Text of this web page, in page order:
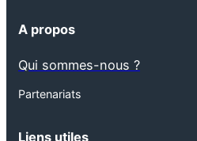
A propos
Qui sommes-nous ?
Partenariats
Liens utiles